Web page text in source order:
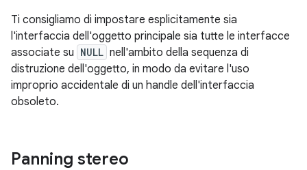
Ti consigliamo di impostare esplicitamente sia
l'interfaccia dell'oggetto principale sia tutte le interfacce
associate su NULL nell'ambito della sequenza di
distruzione dell'oggetto, in modo da evitare l'uso
improprio accidentale di un handle dell'interfaccia
obsoleto.
Panning stereo